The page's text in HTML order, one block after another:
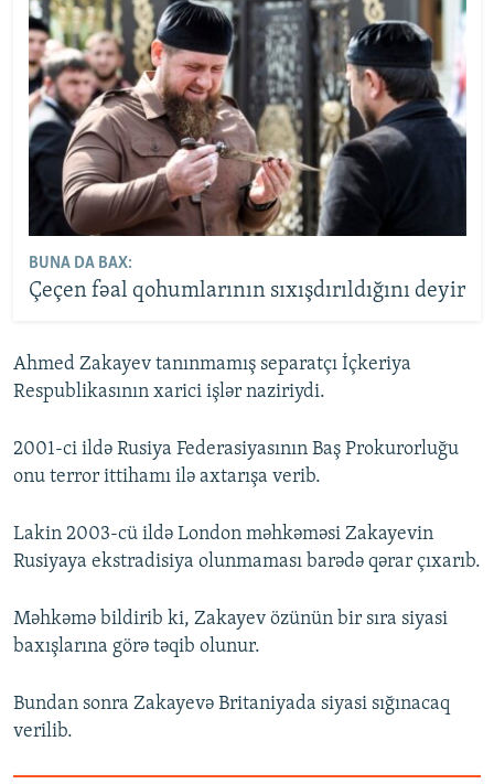
BUNA DA BAX:
Çeçen fəal qohumlarının sıxışdırıldığını deyir
Ahmed Zakayev tanınmamış separatçı İçkeriya
Respublikasının xarici işlər naziriydi.
2001-ci ildə Rusiya Federasiyasının Baş Prokurorluğu
onu terror ittihamı ilə axtarışa verib.
Lakin 2003-cü ildə London məhkəməsi Zakayevin
Rusiyaya ekstradisiya olunmaması barədə qərar çıxarıb.
Məhkəmə bildirib ki, Zakayev özünün bir sıra siyasi
baxışlarına görə təqib olunur.
Bundan sonra Zakayevə Britaniyada siyasi sığınacaq
verilib.